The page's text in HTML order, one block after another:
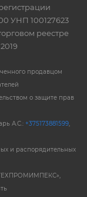
УНП 100127623
реестре
продавцом
о защите прав
А.С.: +375173881599,
и распорядительных